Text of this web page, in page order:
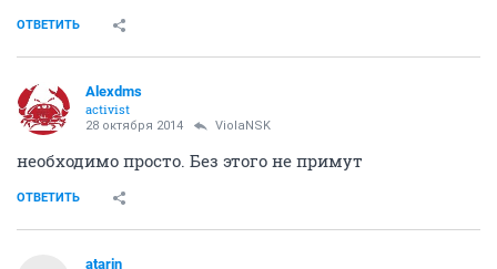
ОТВЕТИТЬ
Alexdms
activist
28 октября 2014 ViolaNSK
необходимо просто. Без этого не примут
ОТВЕТИТЬ
atarin